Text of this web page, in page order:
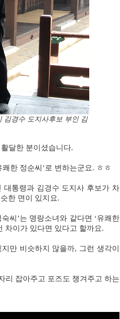
경수 도지사후보 부인 김
달한 분이셨습니다.
쾌한 정순씨 ’로 변하는군요. ㅎㅎ
대통령과 김경수 도지사 후보가 차
한 면이 있지요.
씨 ’는 명랑소녀와 같다면 ‘유쾌한
차이가 있다면 있다고 할까요.
만 비슷하지 않을까, 그런 생각이
리 잡아주고 포즈도 챙겨주고 하는